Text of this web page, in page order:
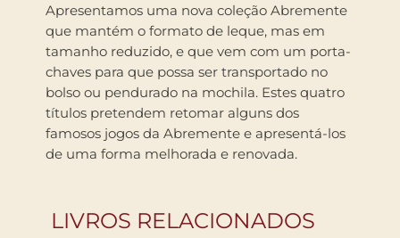
Apresentamos uma nova coleção Abremente
que mantém o formato de leque, mas em
tamanho reduzido, e que vem com um porta-
chaves para que possa ser transportado no
bolso ou pendurado na mochila. Estes quatro
títulos pretendem retomar alguns dos
famosos jogos da Abremente e apresentá-los
de uma forma melhorada e renovada.
LIVROS RELACIONADOS